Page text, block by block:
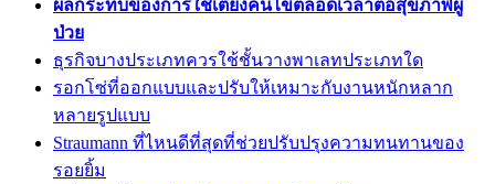
ผลกระทบของการใช้เตียงคนไข้ตลอดเวลาต่อสุขภาพผู้
ป่วย
ธุรกิจบางประเภทควรใช้ชั้นวางพาเลทประเภทใด
รอกโซ่ที่ออกแบบและปรับให้เหมาะกับงานหนักหลาก
หลายรูปแบบ
Straumann ที่ไหนดีที่สุดที่ช่วยปรับปรุงความทนทานของ
รอยยิ้ม